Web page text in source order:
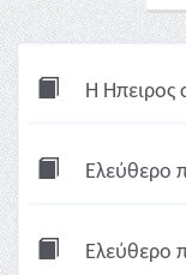
Η Ήπειρος
Ελεύθερο
Ελεύθερο